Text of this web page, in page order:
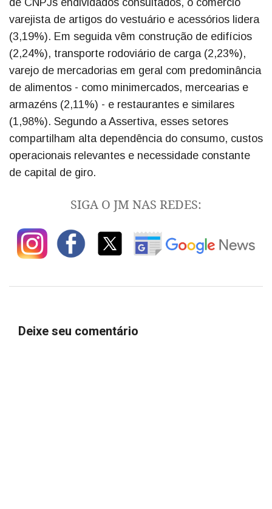
varejista de artigos do vestuário e acessórios lidera
(3,19%). Em seguida vêm construção de edifícios
(2,24%), transporte rodoviário de carga (2,23%),
varejo de mercadorias em geral com predominância
de alimentos - como minimercados, mercearias e
armazéns (2,11%) - e restaurantes e similares
(1,98%). Segundo a Assertiva, esses setores
compartilham alta dependência do consumo, custos
operacionais relevantes e necessidade constante
de capital de giro.
SIGA O JM NAS REDES:
Deixe seu comentário